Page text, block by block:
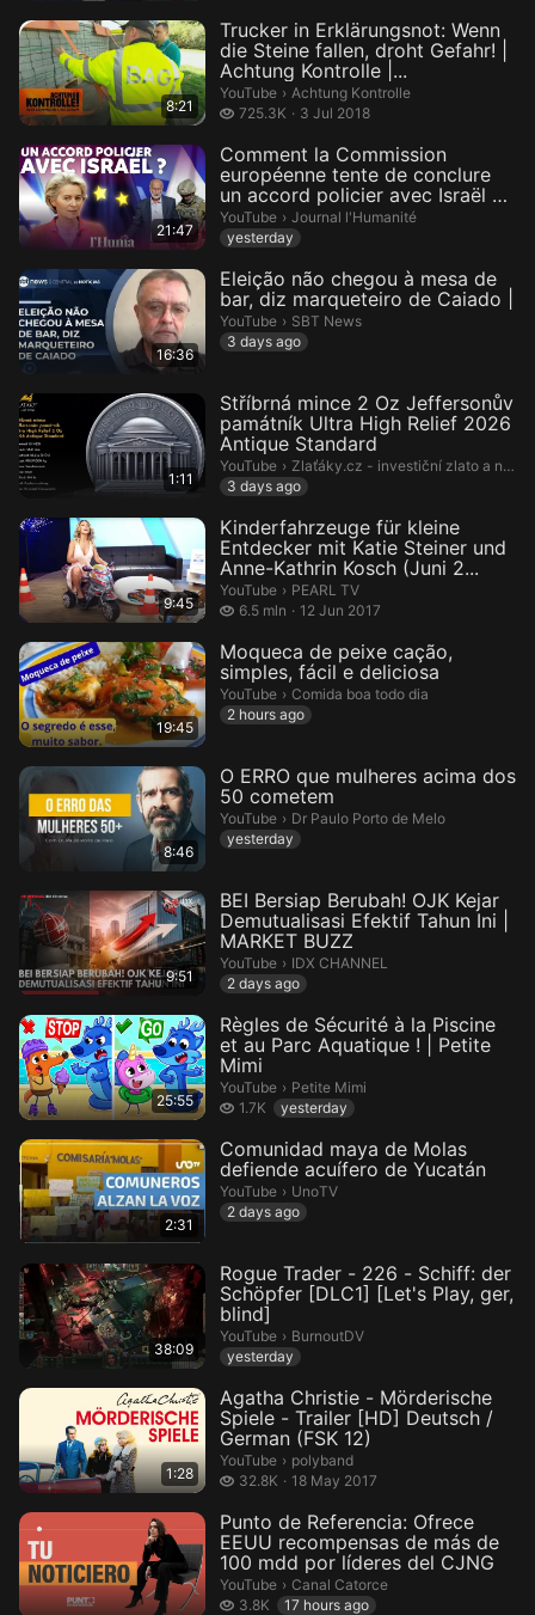
8:21
Trucker in Erklärungsnot: Wenn
die Steine fallen, droht Gefahr! |
Achtung Kontrolle |...
YouTube › Achtung Kontrolle.
Achtung Kontrolle
725.3K
725.3 thousand views
3 Jul 2018
21:47
Comment la Commission
européenne tente de conclure
un accord policier avec Israël en
...
YouTube › Journal l'Humanité.
Journal l'Humanité
yesterday
16:36
Eleição não chegou à mesa de
bar, diz marqueteiro de Caiado |
YouTube › SBT News.
SBT News
3 days ago
1:11
Stříbrná mince 2 Oz Jeffersonův
památník Ultra High Relief 2026
Antique Standard
YouTube › Zlaťáky.cz - investiční zlato a
Zlaťáky.cz - investiční zlato a numismatika
3 days ago
9:45
Kinderfahrzeuge für kleine
Entdecker mit Katie Steiner und
Anne-Kathrin Kosch (Juni 2...
YouTube › PEARL TV.
PEARL TV
6.5 mln
6.5 million views12 Jun 2017
19:45
Moqueca de peixe cação,
simples, fácil e deliciosa
YouTube › Comida boa todo dia.
Comida boa todo dia
2 hours ago
8:46
O ERRO que mulheres acima dos
50 cometem
YouTube › Dr Paulo Porto de Melo.
Dr Paulo Porto de Melo
yesterday
9:51
BEI Bersiap Berubah! OJK Kejar
Demutualisasi Efektif Tahun Ini |
MARKET BUZZ
YouTube › IDX CHANNEL.
IDX CHANNEL
2 days ago
25:55
Règles de Sécurité à la Piscine
et au Parc Aquatique ! | Petite
Mimi
YouTube › Petite Mimi.
Petite Mimi
1.7K
1.7 thousand views
yesterday
2:31
Comunidad maya de Molas
defiende acuífero de Yucatán
YouTube › UnoTV.
UnoTV
2 days ago
38:09
Rogue Trader - 226 - Schiff: der
Schöpfer [DLC1] [Let's Play, ger,
blind]
YouTube › BurnoutDV.
BurnoutDV
yesterday
1:28
Agatha Christie - Mörderische
Spiele - Trailer [HD] Deutsch /
German (FSK 12)
YouTube › polyband.
polyband
32.8K
32.8 thousand views
18 May 2017
Punto de Referencia: Ofrece
EEUU recompensas de más de
100 mdd por líderes del CJNG
YouTube › Canal Catorce.
Canal Catorce
3.8K
3.8 thousand views
17 hours ago